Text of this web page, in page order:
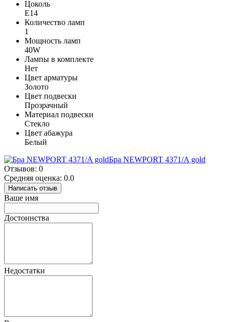
Цоколь
E14
Количество ламп
1
Мощность ламп
40W
Лампы в комплекте
Нет
Цвет арматуры
Золото
Цвет подвески
Прозрачный
Материал подвески
Стекло
Цвет абажура
Белый
Бра NEWPORT 4371/A gold
Отзывов: 0
Средняя оценка: 0.0
Написать отзыв
Ваше имя
Достоинства
Недостатки